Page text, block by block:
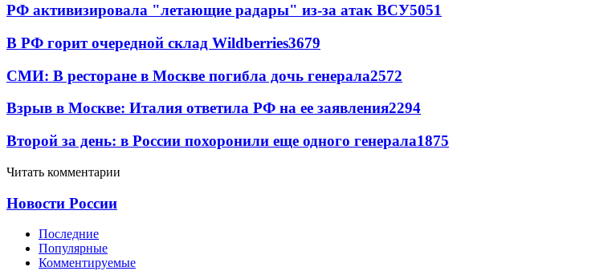
РФ активизировала "летающие радары" из-за атак ВСУ5051
В РФ горит очередной склад Wildberries3679
СМИ: В ресторане в Москве погибла дочь генерала2572
Взрыв в Москве: Италия ответила РФ на ее заявления2294
Второй за день: в России похоронили еще одного генерала1875
Читать комментарии
Новости России
Последние
Популярные
Комментируемые